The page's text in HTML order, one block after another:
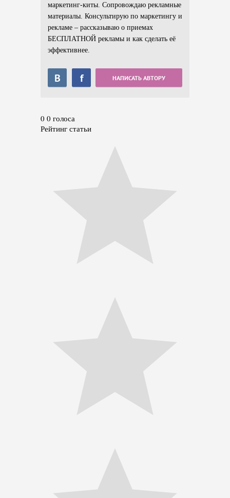
маркетинг-киты. Сопровождаю рекламные
материалы. Консультирую по маркетингу и
рекламе – рассказываю о приемах
БЕСПЛАТНОЙ рекламы и как сделать её
эффективнее.
В f НАПИСАТЬ АВТОРУ
0 0 голоса
Рейтинг статьи